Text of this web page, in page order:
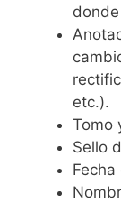
etc.).
Tomo
Sello